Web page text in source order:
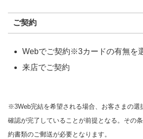
ご契約
Webでご契約※3カードの有無を
来店でご契約
※3Web完結を希望される場合、お客さまの選
確認が完了していることが前提となる。その
約書類のご郵送が必要となります。